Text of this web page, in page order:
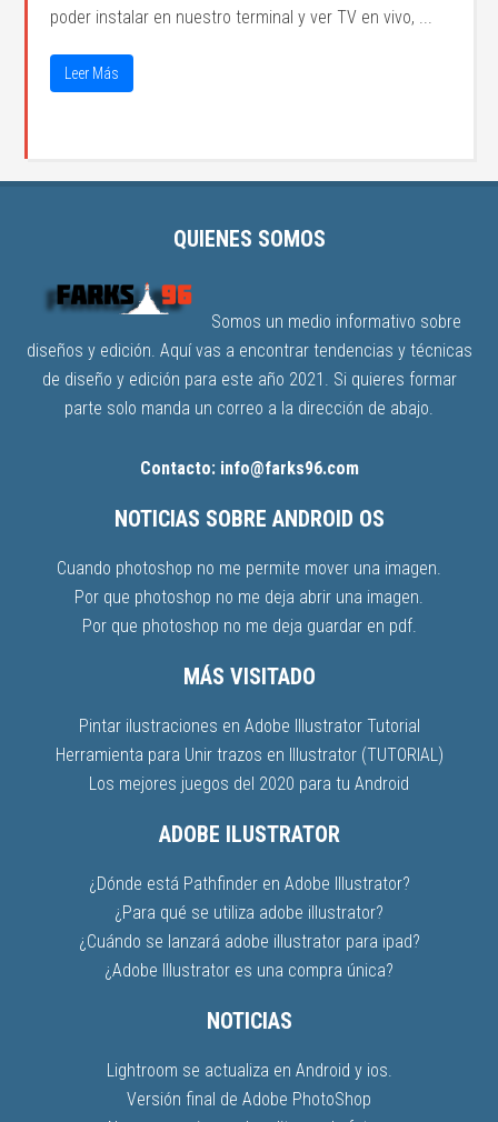
poder instalar en nuestro terminal y ver TV en vivo, ...
Leer Más
QUIENES SOMOS
Somos un medio informativo sobre
diseños y edición. Aquí vas a encontrar tendencias y técnicas
de diseño y edición para este año 2021. Si quieres formar
parte solo manda un correo a la dirección de abajo.
Contacto: info@farks96.com
NOTICIAS SOBRE ANDROID OS
Cuando photoshop no me permite mover una imagen.
Por que photoshop no me deja abrir una imagen.
Por que photoshop no me deja guardar en pdf.
MÁS VISITADO
Pintar ilustraciones en Adobe Illustrator Tutorial
Herramienta para Unir trazos en Illustrator (TUTORIAL)
Los mejores juegos del 2020 para tu Android
ADOBE ILUSTRATOR
¿Dónde está Pathfinder en Adobe Illustrator?
¿Para qué se utiliza adobe illustrator?
¿Cuándo se lanzará adobe illustrator para ipad?
¿Adobe Illustrator es una compra única?
NOTICIAS
Lightroom se actualiza en Android y ios.
Versión final de Adobe PhotoShop